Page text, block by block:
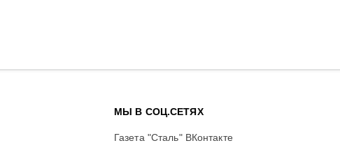
МЫ В СОЦ.СЕТЯХ
Газета "Сталь" ВКонтакте